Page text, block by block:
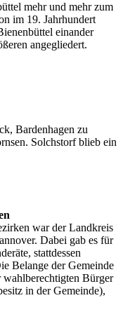
mehr und mehr zum
im 19. Jahrhundert
einander
angegliedert.
Bardenhagen zu
Solchstorf blieb ein
war der Landkreis
Dabei gab es für
stattdessen
Belange der Gemeinde
Bürger
in der Gemeinde),